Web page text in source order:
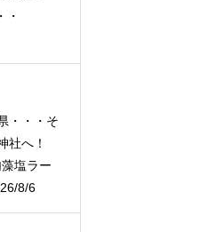
・
・・・そ
社へ！
塩ラー
8/6